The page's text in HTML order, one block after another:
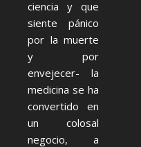
ciencia y que
siente pánico
por la muerte
y por
envejecer- la
medicina se ha
convertido en
un colosal
negocio, a